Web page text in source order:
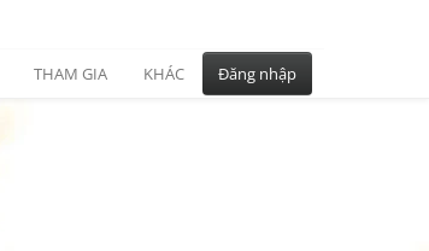
THAM GIA KHÁC Đăng nhập